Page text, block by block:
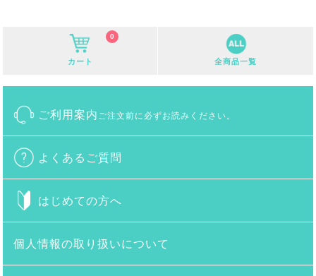
カート
0
全商品一覧
ご利用案内 ご注文前に必ずお読みください。
よくあるご質問
はじめての方へ
個人情報の取り扱いについて